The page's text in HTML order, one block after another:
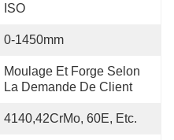
ISO
0-1450mm
Moulage Et Forge Selon
La Demande De Client
4140,42CrMo, 60E, Etc.